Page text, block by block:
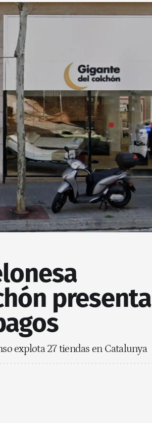
presenta
explota 27 tiendas en Catalunya